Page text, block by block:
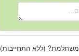
משתלמת? (ללא התחייבות)